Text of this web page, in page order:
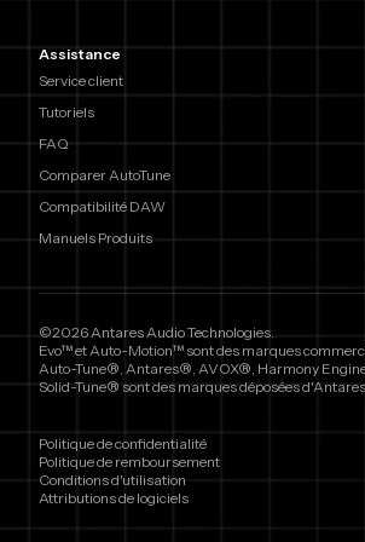
Assistance
Service client
Tutoriels
FAQ
Comparer AutoTune
Compatibilité DAW
Manuels Produits
©2026 Antares Audio Technologies.
Evo™ et Auto-Motion™ sont des marques
Auto-Tune®, Antares®, AVOX®, Harmony
Solid-Tune® sont des marques déposées
Politique de confidentialité
Politique de remboursement
Conditions d'utilisation
Attributions de logiciels